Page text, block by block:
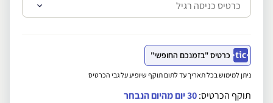
כרטיס "בזמנכם החופשי"
ניתן למימוש בכל תאריך עד לתום תוקף שיופיע על גבי הכרטיס
תוקף הכרטיס:30 יום מהיום הנבחר